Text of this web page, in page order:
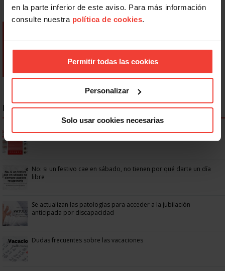
en la parte inferior de este aviso. Para más información
consulte nuestra política de cookies.
Permitir todas las cookies
Personalizar
Solo usar cookies necesarias
NOTICIAS MÁS LEÍDAS
Ya os podéis descargar la app de USO
No: si un festivo cae en sábado, no tienen por qué darte un día
libre
Se actualizan las patologías para acceder a la jubilación
anticipada por discapacidad
Dudas frecuentes sobre las vacaciones